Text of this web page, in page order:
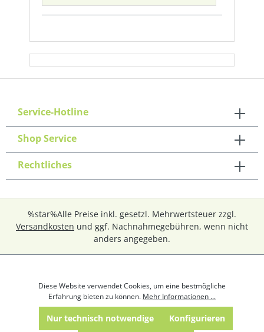
Service-Hotline
Shop Service
Rechtliches
%star%Alle Preise inkl. gesetzl. Mehrwertsteuer zzgl.
Versandkosten und ggf. Nachnahmegebühren, wenn nicht
anders angegeben.
Diese Website verwendet Cookies, um eine bestmögliche
Erfahrung bieten zu können. Mehr Informationen ...
Nur technisch notwendige Konfigurieren